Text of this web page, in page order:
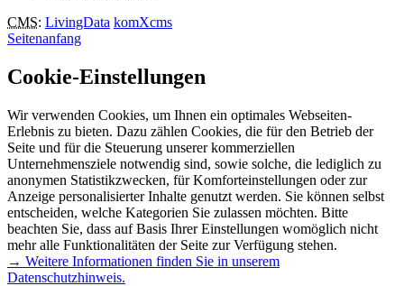
CMS: LivingData komXcms
Seitenanfang
Cookie-Einstellungen
Wir verwenden Cookies, um Ihnen ein optimales Webseiten-
Erlebnis zu bieten. Dazu zählen Cookies, die für den Betrieb der
Seite und für die Steuerung unserer kommerziellen
Unternehmensziele notwendig sind, sowie solche, die lediglich zu
anonymen Statistikzwecken, für Komforteinstellungen oder zur
Anzeige personalisierter Inhalte genutzt werden. Sie können selbst
entscheiden, welche Kategorien Sie zulassen möchten. Bitte
beachten Sie, dass auf Basis Ihrer Einstellungen womöglich nicht
mehr alle Funktionalitäten der Seite zur Verfügung stehen.
→ Weitere Informationen finden Sie in unserem
Datenschutzhinweis.